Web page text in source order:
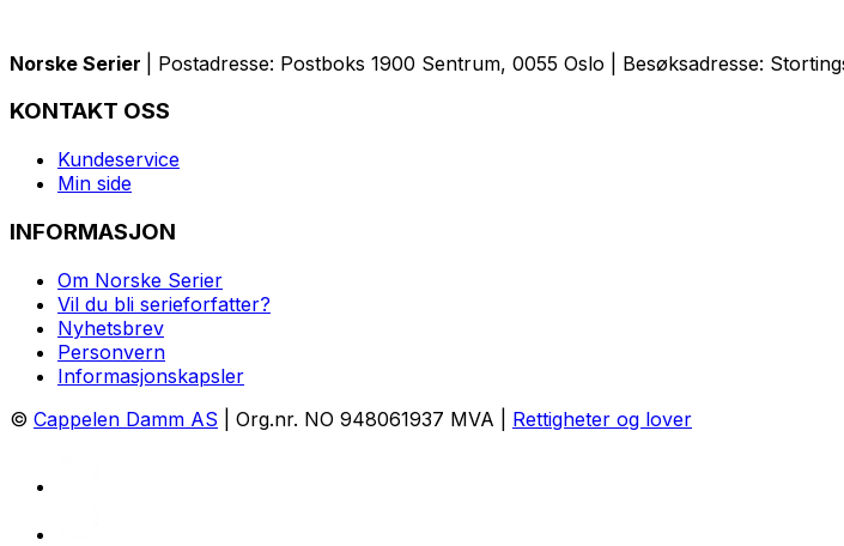
Norske Serier | Postadresse: Postboks 1900 Sentrum, 0055 Oslo | Besøksadresse:
KONTAKT OSS
Kundeservice
Min side
INFORMASJON
Om Norske Serier
Vil du bli serieforfatter?
Nyhetsbrev
Personvern
Informasjonskapsler
© Cappelen Damm AS | Org.nr. NO 948061937 MVA | Rettigheter og lover